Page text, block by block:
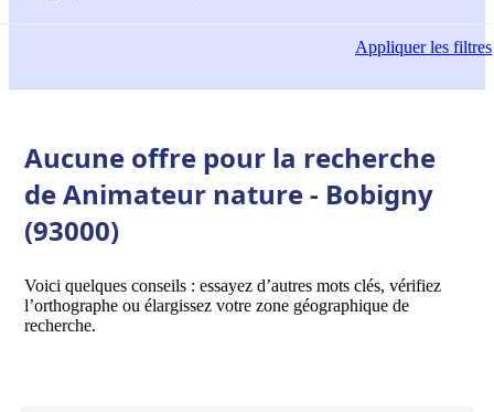
Appliquerles filtres
Aucune offre pour la recherche
de Animateur nature - Bobigny
(93000)
Voici quelques conseils : essayez d’autres mots clés, vérifiez
l’orthographe ou élargissez votre zone géographique de
recherche.